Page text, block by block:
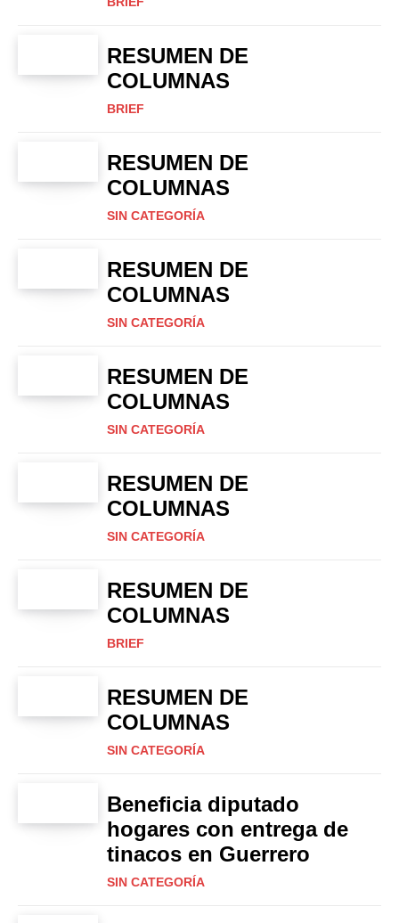
RESUMEN DE
COLUMNAS
BRIEF
RESUMEN DE
COLUMNAS
SIN CATEGORÍA
RESUMEN DE
COLUMNAS
SIN CATEGORÍA
RESUMEN DE
COLUMNAS
SIN CATEGORÍA
RESUMEN DE
COLUMNAS
SIN CATEGORÍA
RESUMEN DE
COLUMNAS
BRIEF
RESUMEN DE
COLUMNAS
SIN CATEGORÍA
Beneficia diputado
hogares con entrega de
tinacos en Guerrero
SIN CATEGORÍA